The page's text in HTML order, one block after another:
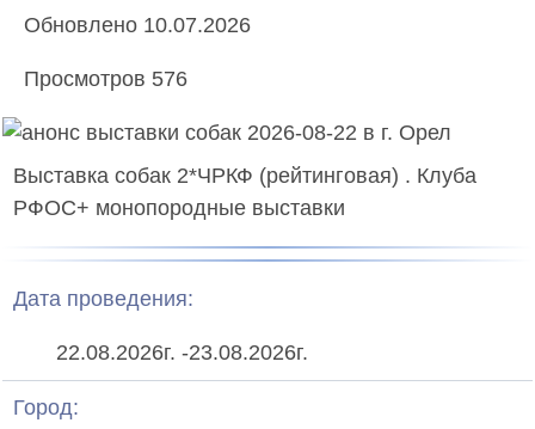
Обновлено 10.07.2026
Просмотров 576
Выставка собак 2*ЧРКФ (рейтинговая) . Клуба
РФОС+ монопородные выставки
Дата проведения:
22.08.2026г. -23.08.2026г.
Город: